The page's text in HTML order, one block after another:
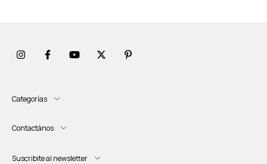
Categorías
Contactános
Suscribite al newsletter